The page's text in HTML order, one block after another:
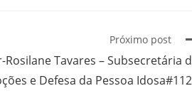
Próximo post
Rosilane Tavares – Subsecretária
e Defesa da Pessoa